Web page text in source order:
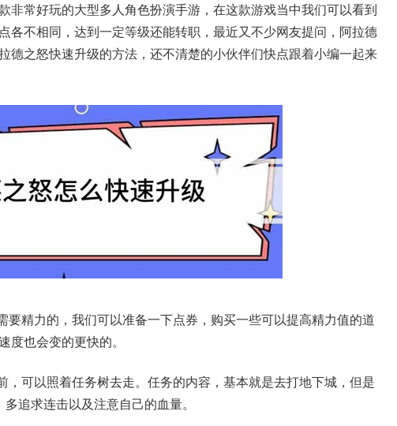
非常好玩的大型多人角色扮演手游，在这款游戏当中我们可以看到
各不相同，达到一定等级还能转职，最近又不少网友提问，阿拉德
德之怒快速升级的方法，还不清楚的小伙伴们快点跟着小编一起来
精力的，我们可以准备一下点券，购买一些可以提高精力值的道
也会变的更快的。
可以照着任务树去走。任务的内容，基本就是去打地下城，但是
追求连击以及注意自己的血量。